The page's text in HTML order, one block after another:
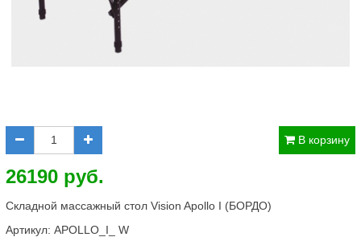
В корзину
26190 руб.
Складной массажный стол Vision Apollo I (БОРДО)
Артикул: APOLLO_I_ W